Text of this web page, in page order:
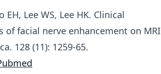
EH, Lee WS, Lee HK. Clinical
facial nerve enhancement on MRI
128 (11): 1259-65.